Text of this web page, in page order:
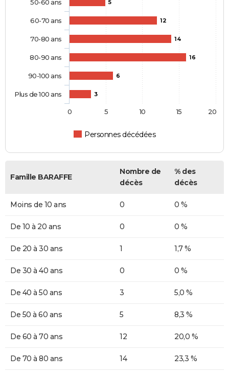
5
12
14
16
6
3
Personnes décédées
50-60 ans
60-70 ans
70-80 ans
80-90 ans
90-100 ans
Plus de 100 ans
0 5 10 15 20
Famille BARAFFE
Nombre de
décès
% des
décès
Moins de 10 ans 0 0 %
De 10 à 20 ans 0 0 %
De 20 à 30 ans 1 1,7 %
De 30 à 40 ans 0 0 %
De 40 à 50 ans 3 5,0 %
De 50 à 60 ans 5 8,3 %
De 60 à 70 ans 12 20,0 %
De 70 à 80 ans 14 23,3 %